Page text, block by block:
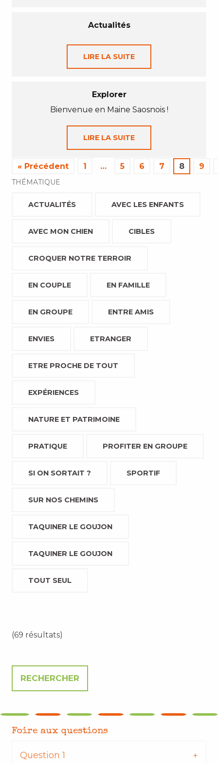
Actualités
LIRE LA SUITE
Explorer
Bienvenue en Maine Saosnois !
LIRE LA SUITE
« Précédent 1 … 5 6 7 8 9
THÉMATIQUE
ACTUALITÉS AVEC LES ENFANTS
AVEC MON CHIEN CIBLES
CROQUER NOTRE TERROIR
EN COUPLE EN FAMILLE
EN GROUPE ENTRE AMIS
ENVIES ETRANGER
ETRE PROCHE DE TOUT
EXPÉRIENCES
NATURE ET PATRIMOINE
PRATIQUE PROFITER EN GROUPE
SI ON SORTAIT ? SPORTIF
SUR NOS CHEMINS
TAQUINER LE GOUJON
TAQUINER LE GOUJON
TOUT SEUL
(69 résultats)
Foire aux questions
Question 1